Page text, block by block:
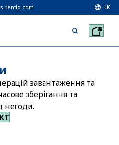
tentiq.com UK
завантаження та
зберігання та
негоди.